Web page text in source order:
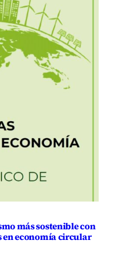
más sostenible con
en economía circular